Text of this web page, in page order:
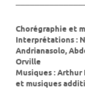
Chorégraphie et
Interprétations :
Andrianasolo,
Orville
Musiques : Arthur
et musiques